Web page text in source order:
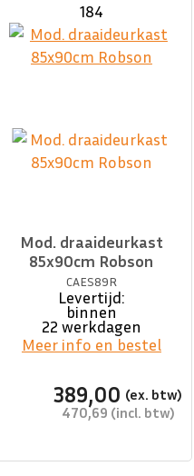
184
Mod. draaideurkast
85x90cm Robson
CAES89R
Levertijd:
binnen
22 werkdagen
389,00
470,69
Meer info en bestel